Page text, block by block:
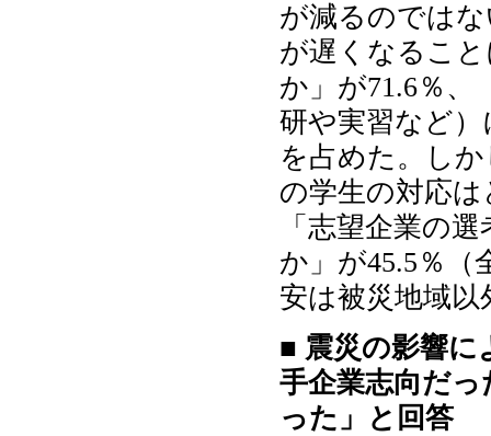
が減るのでは
が遅くなるこ
か」が71.6％、
研や実習など
を占めた。し
の学生の対応は
「志望企業の
か」が45.5％（
安は被災地域
■ 震災の影響に
手企業志向だ
った」と回答